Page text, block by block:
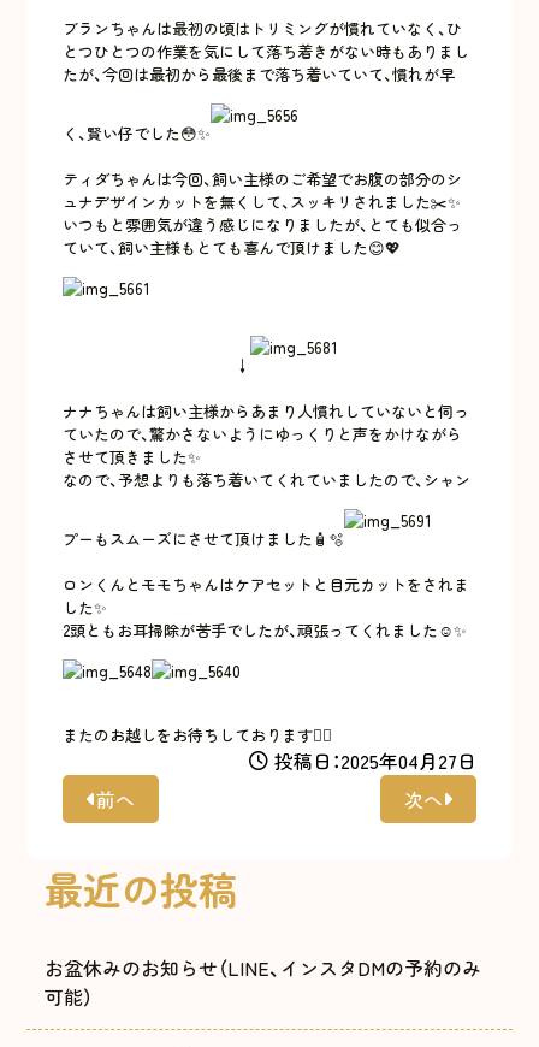
ブランちゃんは最初の頃はトリミングが慣れていなく、ひ
とつひとつの作業を気にして落ち着きがない時もありまし
たが、今回は最初から最後まで落ち着いていて、慣れが早
く、賢い仔でした😳✨
ティダちゃんは今回、飼い主様のご希望でお腹の部分のシ
ュナデザインカットを無くして、スッキリされました✂️✨
いつもと雰囲気が違う感じになりましたが、とても似合っ
ていて、飼い主様もとても喜んで頂けました😊💖
↓
ナナちゃんは飼い主様からあまり人慣れしていないと伺っ
ていたので、驚かさないようにゆっくりと声をかけながら
させて頂きました✨
なので、予想よりも落ち着いてくれていましたので、シャン
プーもスムーズにさせて頂けました🧴🫧
ロンくんとモモちゃんはケアセットと目元カットをされま
した✨
2頭ともお耳掃除が苦手でしたが、頑張ってくれました☺️✨
またのお越しをお待ちしております🙇‍♀️
投稿日：2025年04月27日
前へ
次へ
最近の投稿
お盆休みのお知らせ（LINE、インスタDMの予約のみ
可能）